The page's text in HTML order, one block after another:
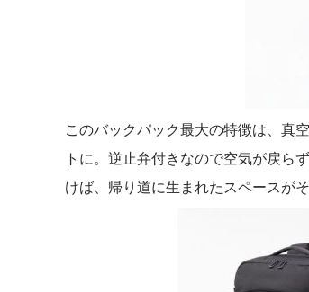
このバックパック最大の特徴は、真
トに。逆止弁付きなので空気が戻ら
けば、帰り道に生まれたスペースが